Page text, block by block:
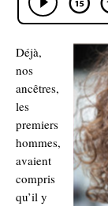
Déjà,
nos
ancêtres,
les
premiers
hommes,
avaient
compris
qu’il y